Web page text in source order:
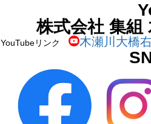
株式会社 集組
YouTubeリンク 木瀬川大橋